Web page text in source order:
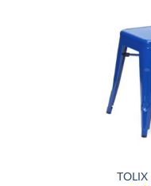
TOLIX